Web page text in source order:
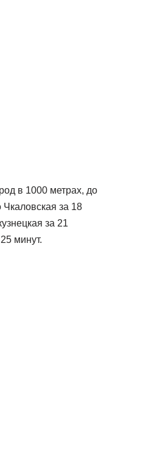
в 1000 метрах, до
за 18
за 21
минут.